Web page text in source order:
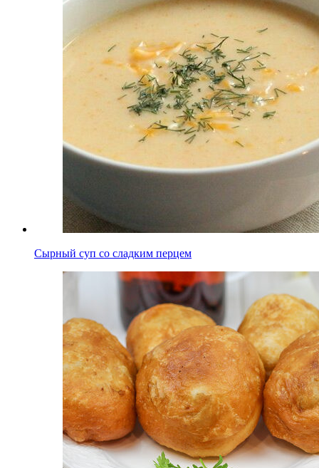
Сырный суп со сладким перцем